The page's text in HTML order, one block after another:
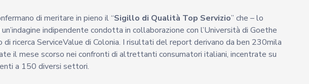
di meritare in pieno il “Sigillo di Qualità Top Servizio” che – lo
indipendente condotta in collaborazione con l’Università di Goethe
ricerca ServiceValue di Colonia. I risultati del report derivano da ben 230mila
il mese scorso nei confronti di altrettanti consumatori italiani, incentrate su
a 150 diversi settori.